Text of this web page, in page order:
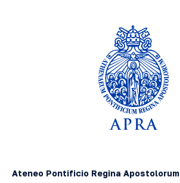
Ateneo Pontificio Regina Apostolorum